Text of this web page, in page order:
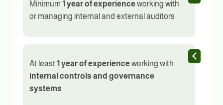
Minimum 1 year of experienceworking with
or managing internal and external auditors
At least1 year of experienceworking with
internal controls and governance
systems